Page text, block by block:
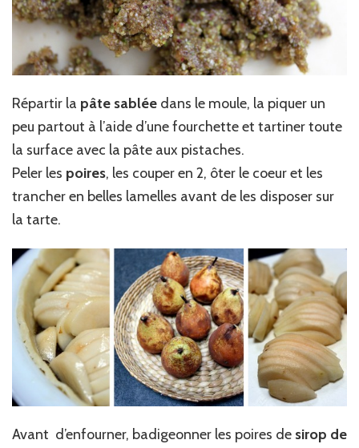
Répartir la pâte sablée dans le moule, la piquer un
peu partout à l’aide d’une fourchette et tartiner toute
la surface avec la pâte aux pistaches.
Peler les poires, les couper en 2, ôter le coeur et les
trancher en belles lamelles avant de les disposer sur
la tarte.
Avant d’enfourner, badigeonner les poires de sirop de